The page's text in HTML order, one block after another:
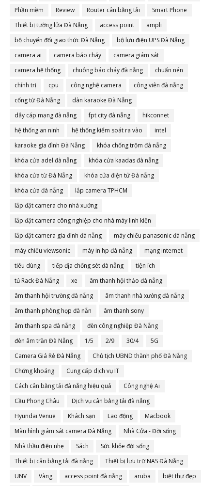
Phần mềm
Review Router cân bằng tải
Smart Phone
Thiết bị tường lửa Đà Nẵng
access point
ampli
bộ chuyển đổi giao thức Đà Nẵng
bộ lưu điện UPS Đà Nẵng
camera ai
camera báo cháy
camera giám sát
camera hệ thống
chuông báo cháy đà nẵng
chuẩn nén
chính trị
cpu công nghệ camera
công viên đà nẵng
cổng từ Đà Nẵng
dàn karaoke Đà Nẵng
dây cáp mạng đà nẵng
fpt city đà nẵng
hikconnet
hệ thống an ninh
hệ thống kiểm soát ra vào
intel
karaoke gia đình Đà Nẵng
khóa chống trộm đà nẵng
khóa cửa adel đà nẵng
khóa cửa kaadas đà nẵng
khóa cửa từ Đà Nẵng
khóa cửa điện tử Đà nẵng
khóa cửa đà nẵng
lắp camera TPHCM
lắp đặt camera cho nhà xưởng
lắp đặt camera công nghiệp cho nhà máy linh kiện
lắp đặt camera gia đình đà nẵng
máy chiếu panasonic đà nẵng
máy chiếu viewsonic
máy in hp đà nẵng
mạng internet
tiêu dùng
tiếp địa chống sét đà nẵng
tiện ích
tủ Rack Đà Nẵng
xe
âm thanh hội thảo đà nẵng
âm thanh hội trường đà nẵng
âm thanh nhà xưởng đà nẵng
âm thanh phòng họp đà nẵn
âm thanh sony
âm thanh spa đà nẵng
đèn công nghiệp Đà Nẵng
đèn âm trần Đà Nẵng
1/5 2/9 30/4
5G
Camera Giá Rẻ Đà Nẵng
Chủ tịch UBND thành phố Đà Nẵng
Chứng khoáng
Cung cấp dịch vụ IT
Cách cân bằng tải đà nẵng hiệu quả
Công nghệ Ai
Cầu Phong Châu
Dịch vụ cân bằng tải đà nẵng
Hyundai Venue
Khách sạn Lao động
Macbook
Màn hình giám sát camera Đà Nẵng
Nhà Cửa - Đời sống
Nhà thầu điện nhẹ
Sách
Sức khỏe đời sống
Thiết bị cân bằng tải đà nẵng
Thiết bị lưu trữ NAS Đà Nẵng
UNV
Vàng access point đà nẵng aruba
biệt thự đẹp